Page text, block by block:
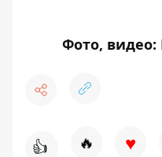
Фото, видео:
👍 🔥 ♥